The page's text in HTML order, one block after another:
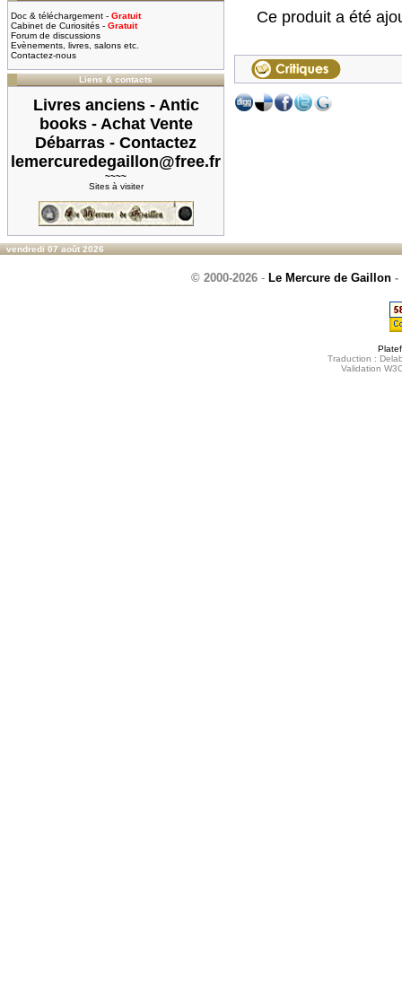
Doc & téléchargement - Gratuit
Cabinet de Curiosités - Gratuit
Forum de discussions
Evènements, livres, salons etc.
Contactez-nous
Liens & contacts
Livres anciens - Antic
books - Achat Vente
Débarras - Contactez
lemercuredegaillon@free.fr
~~~~
Sites à visiter
Ce produit a été
vendredi 07 août 2026
© 2000-2026 - Le Mercure de Gaillon -
Traduction :
Validation